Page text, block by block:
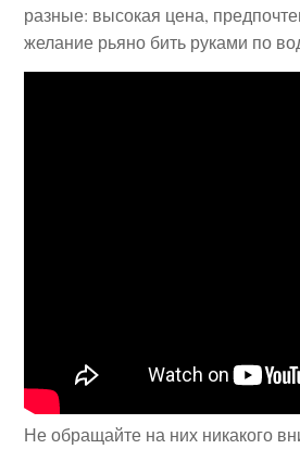
разные: высокая цена,
желание рьяно бить руками по
Не обращайте на них никакого